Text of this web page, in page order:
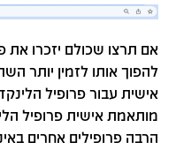
אם תרצו שכולם יזכרו את
להפוך אותו לזמין יותר
אישית עבור פרופיל
מותאמת אישית פרופיל
הרבה פרופילים אחרים